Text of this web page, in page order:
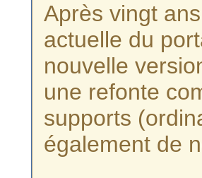
Après vingt
actuelle du
nouvelle
une refonte
supports
également de